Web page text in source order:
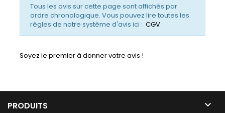
Tous les avis sur cette page sont affichés par
ordre chronologique. Vous pouvez lire toutes les
règles de notre système d'avis ici : CGV
Soyez le premier à donner votre avis !
PRODUITS 